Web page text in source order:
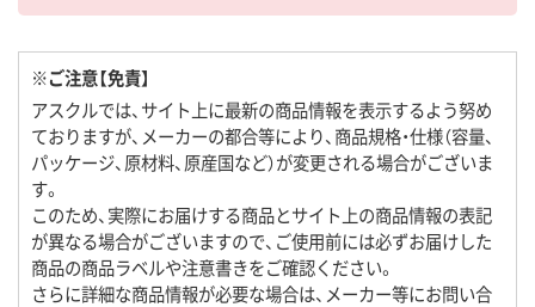
※ご注意【免責】
アスクルでは、サイト上に最新の商品情報を表示するよう努め
ておりますが、メーカーの都合等により、商品規格・仕様（容量、
パッケージ、原材料、原産国など）が変更される場合がございま
す。
このため、実際にお届けする商品とサイト上の商品情報の表記
が異なる場合がございますので、ご使用前には必ずお届けした
商品の商品ラベルや注意書きをご確認ください。
さらに詳細な商品情報が必要な場合は、メーカー等にお問い合